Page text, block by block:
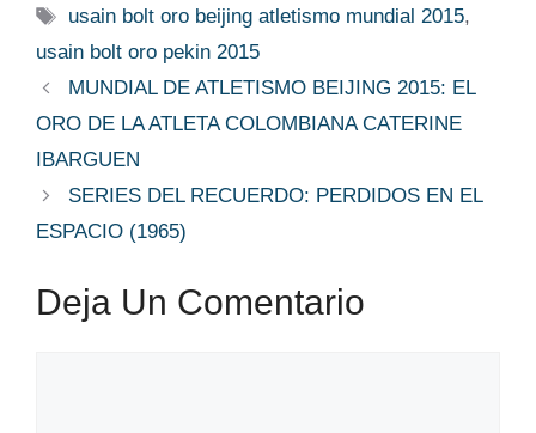
Etiquetas
usain bolt oro beijing atletismo mundial 2015,
usain bolt oro pekin 2015
MUNDIAL DE ATLETISMO BEIJING 2015: EL
ORO DE LA ATLETA COLOMBIANA CATERINE
IBARGUEN
SERIES DEL RECUERDO: PERDIDOS EN EL
ESPACIO (1965)
Deja Un Comentario